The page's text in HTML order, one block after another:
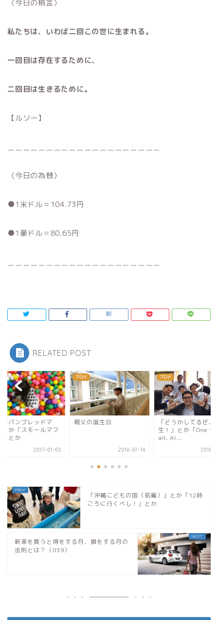
〈今日の格言〉
私たちは、いわば二回この世に生まれる。
一回目は存在するために、
二回目は生きるために。
【ルソー】
〈今日の為替〉
●1米ドル＝104.73円
●1豪ドル＝80.65円
RELATED POST
の誕生日
2016-07-14
ブログ
「どうかしてるぜ、82年
2018-02-26
ブログ
「おこづかい教室」
「依頼」とか「夫婦
から」とか
2017-
「沖縄こどもの国（前編）」とか「12時
ごろに行くべし！」とか
新車を買うと得をする月、損をする月の
法則とは？（039）